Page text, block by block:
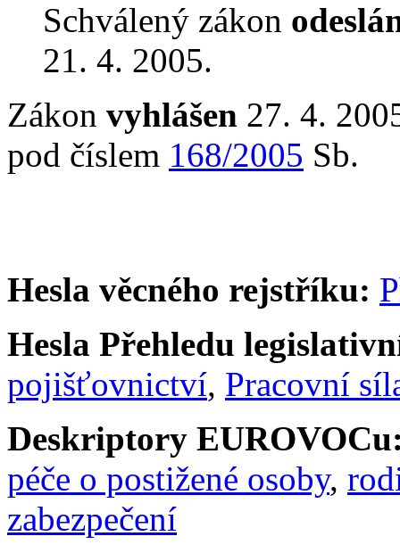
Schválený zákon
21. 4. 2005.
Zákon vyhlášen 27. 4.
pod číslem 168/2005 Sb.
Hesla věcného rejstříku:
Hesla Přehledu
pojišťovnictví, Pracovní
Deskriptory
péče o postižené osoby,
zabezpečení